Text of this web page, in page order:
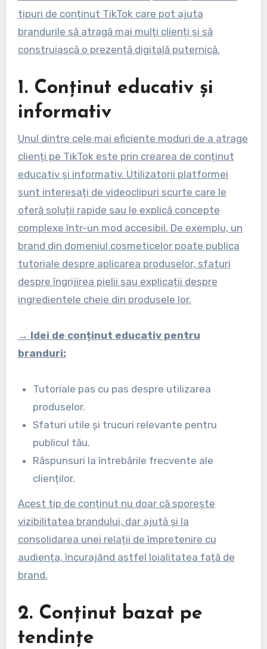
tipuri de conținut TikTok care pot ajuta
brandurile să atragă mai mulți clienți și să
construiască o prezență digitală puternică.
1. Conținut educativ și
informativ
Unul dintre cele mai eficiente moduri de a atrage
clienți pe TikTok este prin crearea de conținut
educativ și informativ. Utilizatorii platformei
sunt interesați de videoclipuri scurte care le
oferă soluții rapide sau le explică concepte
complexe într-un mod accesibil. De exemplu, un
brand din domeniul cosmeticelor poate publica
tutoriale despre aplicarea produselor, sfaturi
despre îngrijirea pielii sau explicații despre
ingredientele cheie din produsele lor.
→ Idei de conținut educativ pentru
branduri:
Tutoriale pas cu pas despre utilizarea
produselor.
Sfaturi utile și trucuri relevante pentru
publicul tău.
Răspunsuri la întrebările frecvente ale
clienților.
Acest tip de conținut nu doar că sporește
vizibilitatea brandului, dar ajută și la
consolidarea unei relații de împretenire cu
audiența, încurajând astfel loialitatea față de
brand.
2. Conținut bazat pe
tendințe